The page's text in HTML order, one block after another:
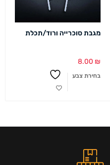
מגבת סוכרייה ורוד/תכלת
8.00 ₪
בחירת צבע